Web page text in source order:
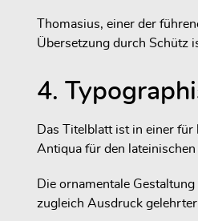
Thomasius, einer der
Übersetzung durch Schütz
4.
Das Titelblatt ist in einer
Antiqua für den
Die ornamentale
zugleich Ausdruck